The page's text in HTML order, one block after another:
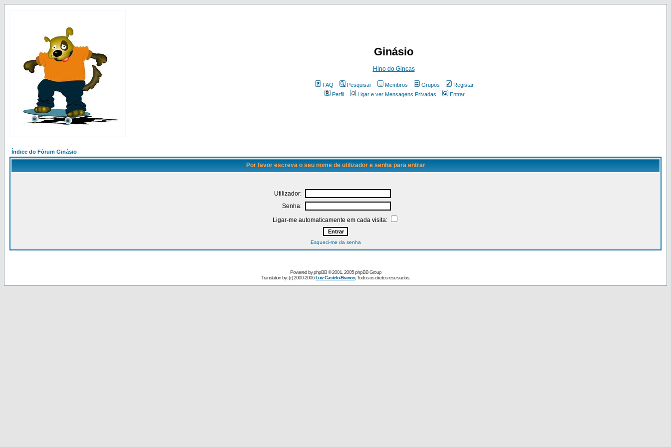
Ginásio
Hino do Gincas
FAQ Pesquisar Membros Grupos
Registar
Perfil
Ligar e ver Mensagens Privadas Entrar
Índice do Fórum Ginásio
Por favor escreva o seu nome de utilizador e senha para entrar
Utilizador:
Senha:
Ligar-me automaticamente em cada visita:
Esqueci-me da senha
Powered byphpBB© 2001, 2005 phpBB Group
Translation by: (c) 2000-2006Luiz Castelo-Branco, Todos os direitos reservados.